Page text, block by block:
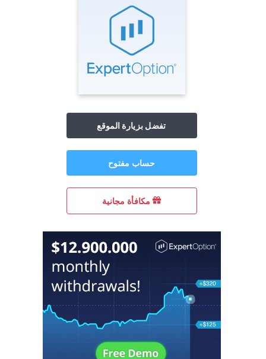
تفضل بزيارة الموقع
حساب مفتوح
مكافأة مجانية